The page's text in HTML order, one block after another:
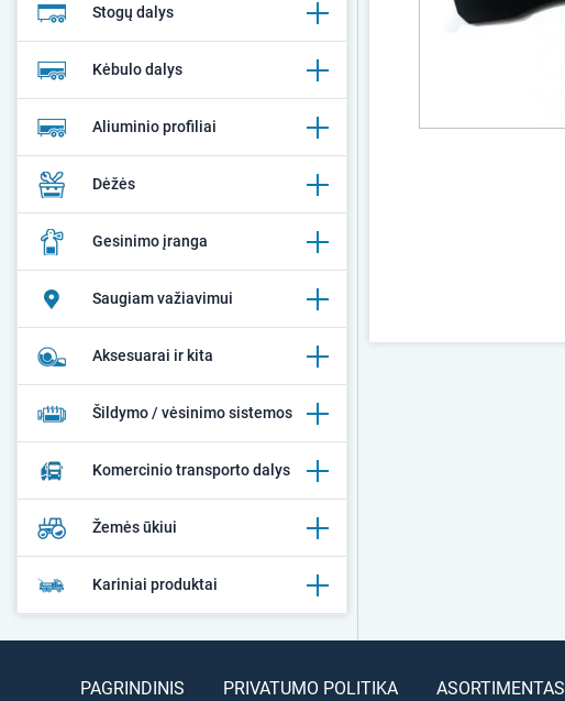
Stogų dalys
Kėbulo dalys
Aliuminio profiliai
Dėžės
Gesinimo įranga
Saugiam važiavimui
Aksesuarai ir kita
Šildymo / vėsinimo sistemos
Komercinio transporto dalys
Žemės ūkiui
Kariniai produktai
PAGRINDINIS PRIVATUMO POLITIKA ASORTIMENTAS